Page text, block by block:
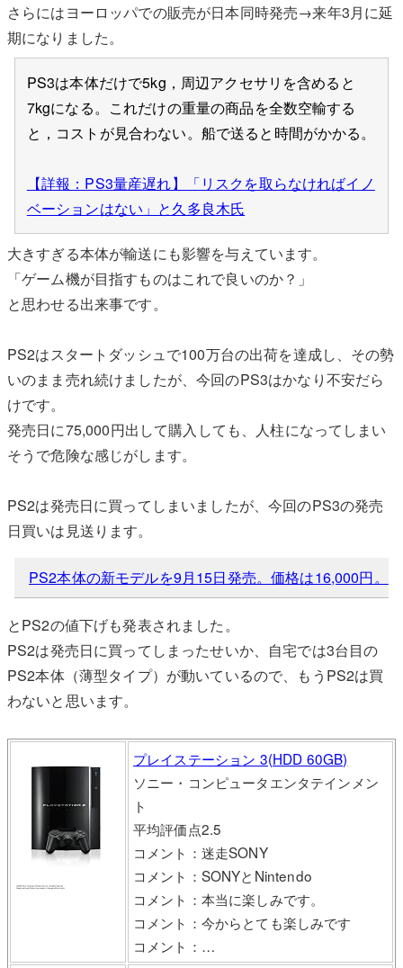
さらにはヨーロッパでの販売が日本同時発売→来年3月に延
期になりました。
PS3は本体だけで5kg，周辺アクセサリを含めると
7kgになる。これだけの重量の商品を全数空輸する
と，コストが見合わない。船で送ると時間がかかる。
【詳報：PS3量産遅れ】「リスクを取らなければイノ
ベーションはない」と久多良木氏
大きすぎる本体が輸送にも影響を与えています。
「ゲーム機が目指すものはこれで良いのか？」
と思わせる出来事です。
PS2はスタートダッシュで100万台の出荷を達成し、その勢
いのまま売れ続けましたが、今回のPS3はかなり不安だら
けです。
発売日に75,000円出して購入しても、人柱になってしまい
そうで危険な感じがします。
PS2は発売日に買ってしまいましたが、今回のPS3の発売
日買いは見送ります。
PS2本体の新モデルを9月15日発売。価格は16,000円。
とPS2の値下げも発表されました。
PS2は発売日に買ってしまったせいか、自宅では3台目の
PS2本体（薄型タイプ）が動いているので、もうPS2は買
わないと思います。
プレイステーション 3(HDD 60GB)
ソニー・コンピュータエンタテインメン
ト
平均評価点2.5
コメント：迷走SONY
コメント：SONYとNintendo
コメント：本当に楽しみです。
コメント：今からとても楽しみです
コメント：…